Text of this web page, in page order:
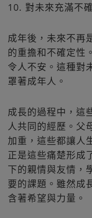
10. 對未來充滿不
成年後，未來不再
的重擔和不確定性
令人不安。這種對
罩著成年人。
成長的過程中，這
人共同的經歷。父
加重，這些都讓人
正是這些痛楚形成
下的親情與友情，
要的課題。雖然成
含著希望與力量。